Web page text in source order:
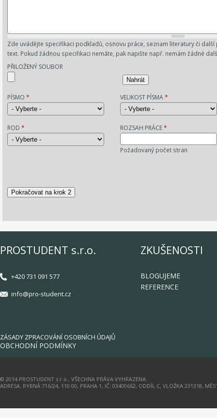
Zde uvádějte specifikaci podkladů, osnovu práce, seznam literatury či
text. Pokud žádnou specifikaci nemáte, pak napište např. nemám žádné
PŘILOŽENÝ SOUBOR
PÍSMO * VELIKOST PÍSMA*
ROD * ROZSAH PRÁCE*
Požadovaný počet stran
PROSTUDENT s.r.o.
+420 731 091 577
info@pro-student.cz
ZÁSADY ZPRACOVÁNÍ OSOBNÍCH ÚDAJŮ
OBCHODNÍ PODMÍNKY
ZKUŠENOSTI
BLOGUJEME
REFERENCE
© 2014 PROSTUDENT s.r.o., VŠECHNA PRÁVA VYHRAZENA
ADRESA: RYBNÁ 716/24, 110 00, PRAHA 1, IČ: 03400662, ODDÍL C, VLOŽKA 231318,